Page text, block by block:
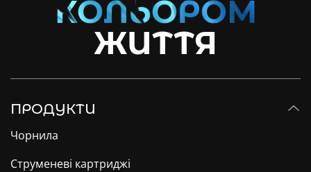
ЖИТТЯ
ПРОДУКТИ
Чорнила
Струменеві картриджі